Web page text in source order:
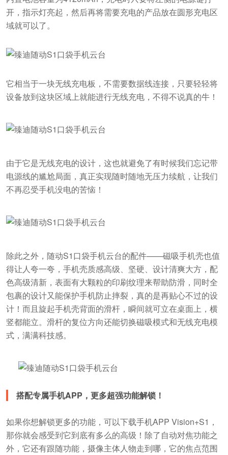
开，指示灯亮起，然后再将需要充电的产品放在圆形充电区
域就可以了。
它相当于一块无线充电板，不需要数据线连接，只要轻轻将
设备放到这块区域上就能进行无线充电，不得不说真的牛！
由于它是无线充电的设计，这也就避免了有时候我们忘记带
电源线的尴尬局面，真正实现随时随地无压力续航，让我们
不再忍受手机没电的苦恼！
除此之外，随动S1口袋手机云台的配件——磁吸手机壳也值
得让人夸一夸，手机壳质感高级、坚硬、设计清爽大方，配
色高级清新，表面有大颗粒的印刷纹理来帮助防滑，同时全
包裹的设计又能保护手机防止摔裂，真的是再贴心不过的设
计！而且旋起手机壳背面的滑杆，瞬间就可立在桌面上，横
竖都能立。滑杆的复位方向还能切换磁吸模式和无线充电模
式，满满科技感。
搭配专属手机APP，更多超强功能解锁！
如果你想解锁更多的功能，可以下载手机APP Vision+S1，
那你就会感受到它到底有多么的高级！除了自动对焦功能之
外，它还有跟随功能，摄像主体人物走到哪，它的焦点范围